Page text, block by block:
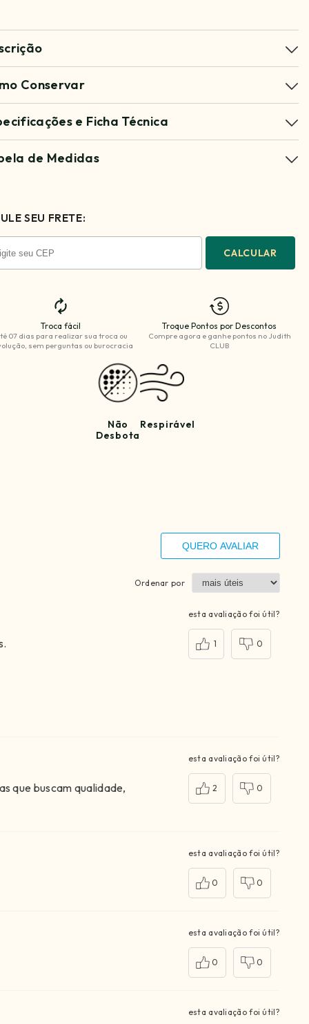
Conservar
e Ficha Técnica
de Medidas
SEU FRETE:
CALCULAR
Troca fácil
07 dias para realizar sua troca ou
sem perguntas ou burocracia
Troque Pontos por Descontos
Compre agora e ganhepontos no Judith
CLUB
Não
Desbota
Respirável
QUERO AVALIAR
Ordenar por
esta avaliação foi útil?
1 0
que buscam qualidade,
esta avaliação foi útil?
2 0
esta avaliação foi útil?
0 0
esta avaliação foi útil?
0 0
esta avaliação foi útil?